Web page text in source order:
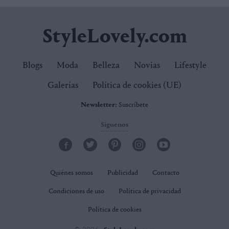
StyleLovely.com
Blogs Moda Belleza Novias Lifestyle
Galerías Política de cookies (UE)
Newsletter: Suscríbete
Síguenos
Quiénes somos Publicidad Contacto
Condiciones de uso Política de privacidad
Política de cookies